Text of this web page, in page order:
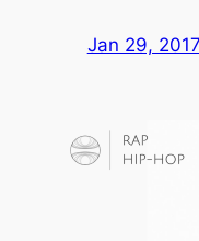
Jan 29, 2017